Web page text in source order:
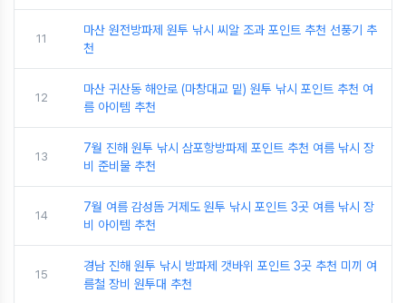
11
마산 원전방파제 원투 낚시 씨알 조과 포인트 추천 선풍기 추
천
12
마산 귀산동 해안로 (마창대교 밑) 원투 낚시 포인트 추천 여
름 아이템 추천
13
7월 진해 원투 낚시 삼포항방파제 포인트 추천 여름 낚시 장
비 준비물 추천
14
7월 여름 감성돔 거제도 원투 낚시 포인트 3곳 여름 낚시 장
비 아이템 추천
15
경남 진해 원투 낚시 방파제 갯바위 포인트 3곳 추천 미끼 여
름철 장비 원투대 추천